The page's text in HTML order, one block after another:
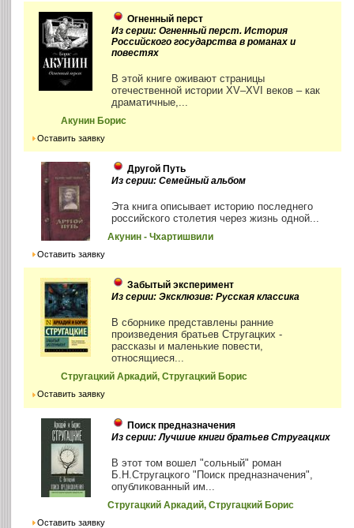
Огненный перст
Из серии: Огненный перст. История
Российского государства в романах и
повестях
В этой книге оживают страницы
отечественной истории XV–XVI веков – как
драматичные,...
Акунин Борис
Оставить заявку
Другой Путь
Из серии: Семейный альбом
Эта книга описывает историю последнего
российского столетия через жизнь одной...
Акунин - Чхартишвили
Оставить заявку
Забытый эксперимент
Из серии: Эксклюзив: Русская классика
В сборнике представлены ранние
произведения братьев Стругацких -
рассказы и маленькие повести,
относящиеся...
Стругацкий Аркадий, Стругацкий Борис
Оставить заявку
Поиск предназначения
Из серии: Лучшие книги братьев Стругацких
В этот том вошел "сольный" роман
Б.Н.Стругацкого "Поиск предназначения",
опубликованный им...
Стругацкий Аркадий, Стругацкий Борис
Оставить заявку